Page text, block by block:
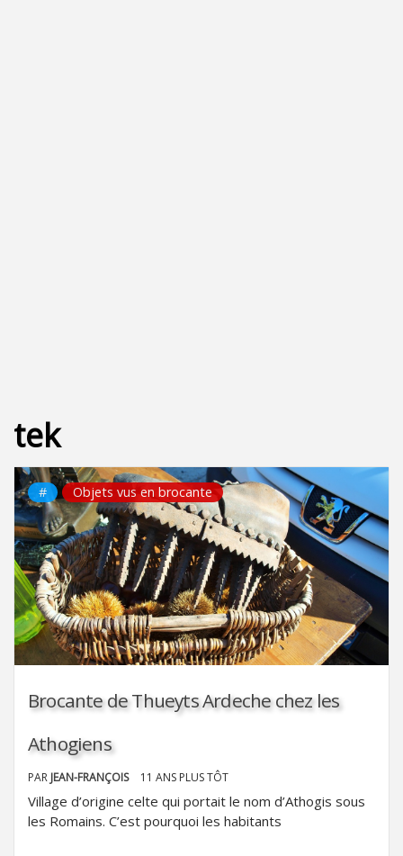
tek
# Objets vus en brocante
Brocante de Thueyts Ardeche chez les
Athogiens
PAR JEAN-FRANÇOIS 11 ANS PLUS TÔT
Village d’origine celte qui portait le nom d’Athogis sous
les Romains. C’est pourquoi les habitants